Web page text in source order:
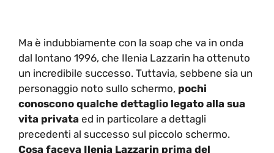
Ma è indubbiamente con la soap che va in onda
dal lontano 1996, che Ilenia Lazzarin ha ottenuto
un incredibile successo. Tuttavia, sebbene sia un
personaggio noto sullo schermo, pochi
conoscono qualche dettaglio legato alla sua
vita privata ed in particolare a dettagli
precedenti al successo sul piccolo schermo.
Cosa faceva Ilenia Lazzarin prima del